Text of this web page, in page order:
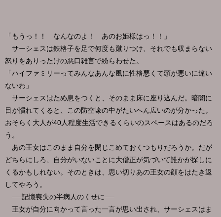
「もうっ！！ なんなのよ！ あのお姫様はっ！！」
サーシェスは鉄格子を足で何度も蹴りつけ、それでも収まらない
怒りをありったけの悪口雑言で紛らわせた。
「ハイファミリーってみんなあんな風に性格悪くて頭が悪いに違い
ないわ」
サーシェスはため息をつくと、そのまま床に座り込んだ。暗闇に
目が慣れてくると、この防空壕の中がたいへん広いのが分かった。
おそらく大人が40人程度生活できるくらいのスペースはあるのだろ
う。
あの王女はこのまま自分を閉じこめておくつもりだろうか。だが
どちらにしろ、自分がいないことに大僧正が気づいて誰かが探しに
くるかもしれない。そのときは、思い切りあの王女の顔をはたき返
してやろう。
──記憶喪失の半病人のくせに──
王女が自分に向かって言った一言が思い出され、サーシェスはま